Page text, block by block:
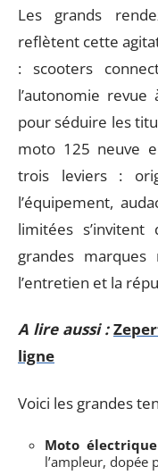
Les grands
reflètent cette
: scooters
l’autonomie
pour séduire les
moto 125 neuve
trois leviers :
l’équipement,
limitées
grandes marques
l’entretien et la
A lire aussi :
ligne
Voici les grandes
Moto
l’ampleur, dopée